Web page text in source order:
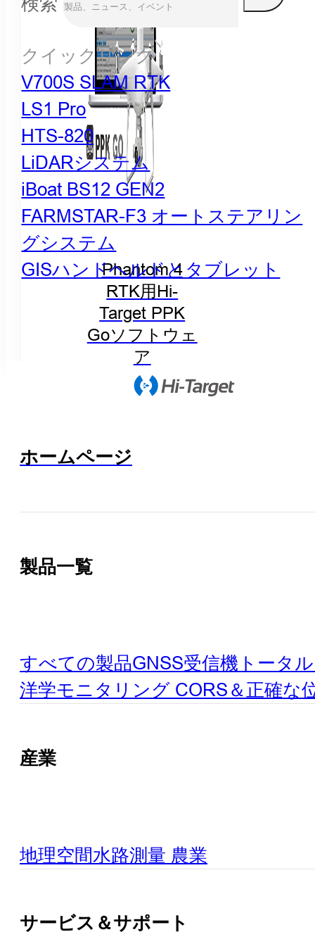
Phantom 4
RTK用Hi-
Target PPK
Goソフトウェ
ア
クイックリンク
V700S SLAM RTK
LS1 Pro
HTS-820
LiDARシステム
iBoat BS12 GEN2
FARMSTAR-F3 オートステアリン
グシステム
GISハンドヘルドとタブレット
ホームページ
製品一覧
すべての製品GNSS受信機 トータ
洋学モニタリング CORS＆正確な
産業
地理空間水路測量 農業
サービス＆サポート